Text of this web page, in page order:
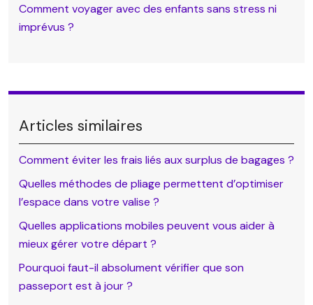
Comment voyager avec des enfants sans stress ni
imprévus ?
Articles similaires
Comment éviter les frais liés aux surplus de bagages ?
Quelles méthodes de pliage permettent d’optimiser
l’espace dans votre valise ?
Quelles applications mobiles peuvent vous aider à
mieux gérer votre départ ?
Pourquoi faut-il absolument vérifier que son
passeport est à jour ?